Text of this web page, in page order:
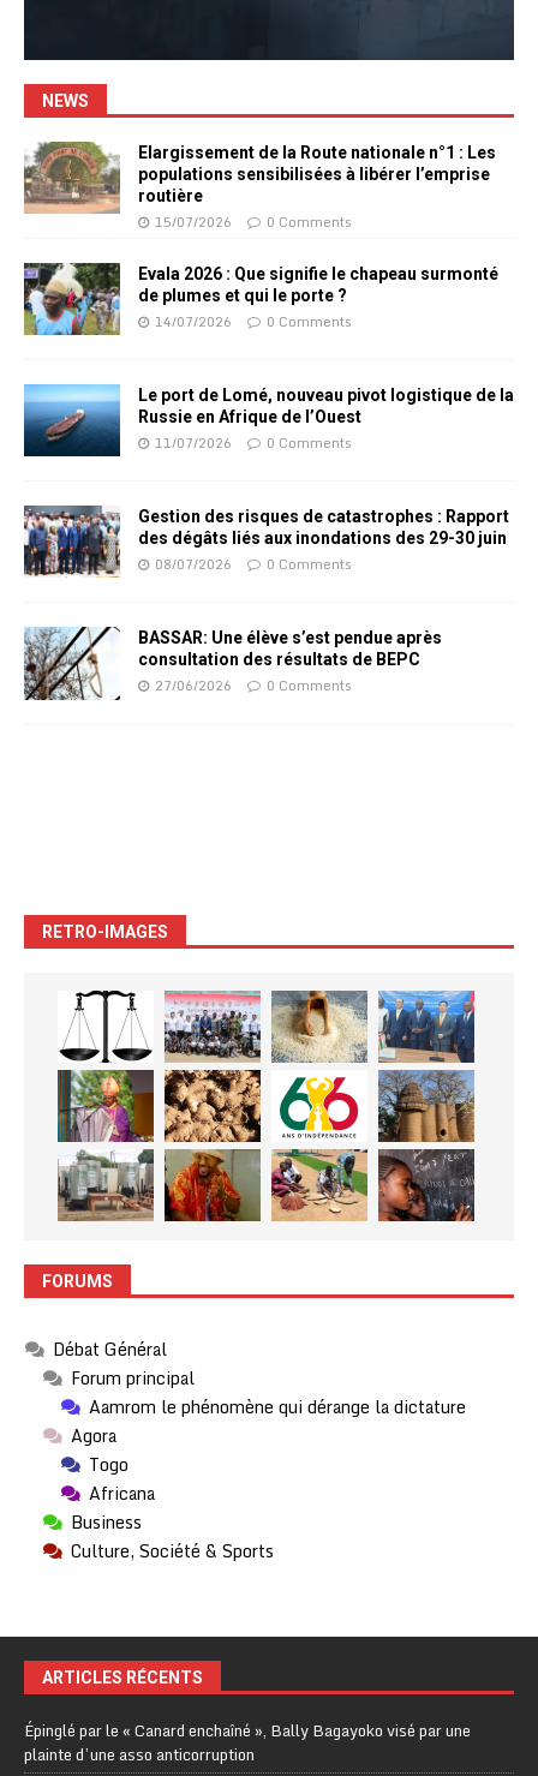
NEWS
Elargissement de la Route nationale n°1 : Les
populations sensibilisées à libérer l’emprise
routière
15/07/2026 0 Comments
Evala 2026 : Que signifie le chapeau surmonté
de plumes et qui le porte ?
14/07/2026 0 Comments
Le port de Lomé, nouveau pivot logistique de la
Russie en Afrique de l’Ouest
11/07/2026 0 Comments
Gestion des risques de catastrophes : Rapport
des dégâts liés aux inondations des 29-30 juin
08/07/2026 0 Comments
BASSAR: Une élève s’est pendue après
consultation des résultats de BEPC
27/06/2026 0 Comments
RETRO-IMAGES
FORUMS
Débat Général
Forum principal
Aamrom le phénomène qui dérange la dictature
Agora
Togo
Africana
Business
Culture, Société & Sports
ARTICLES RÉCENTS
Épinglé par le « Canard enchaîné », Bally Bagayoko visé par une
plainte d’une asso anticorruption